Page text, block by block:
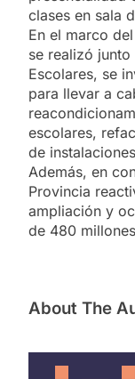
clases en sala
En el marco
se realizó
Escolares, se
para llevar a
escolares,
de
Además, en
Provincia
ampliación y
de 480
About The